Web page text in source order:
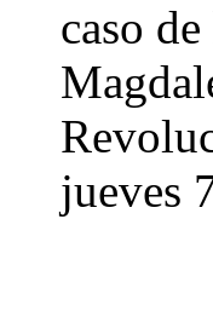
caso
jueves